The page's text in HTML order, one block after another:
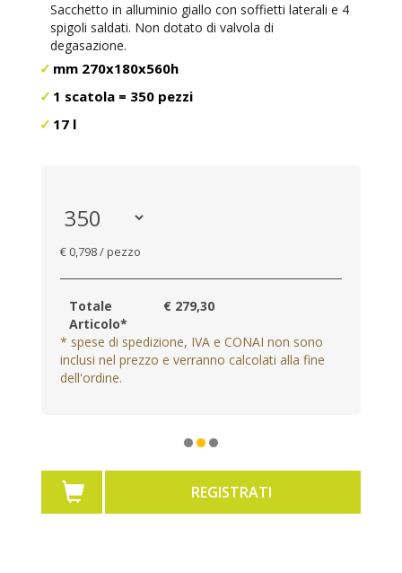
Sacchetto in alluminio giallo con soffietti laterali e 4
spigoli saldati. Non dotato di valvola di
degasazione.
mm 270x180x560h
1 scatola = 350 pezzi
17 l
€ 0,798 / pezzo
Totale
Articolo*
€ 279,30
* spese di spedizione, IVA e CONAI non sono
inclusi nel prezzo e verranno calcolati alla fine
dell'ordine.
REGISTRATI